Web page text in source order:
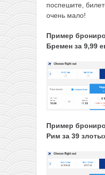
поспешите,
очень мало!
Пример
Бремен за 9,99
Пример
Рим за 39